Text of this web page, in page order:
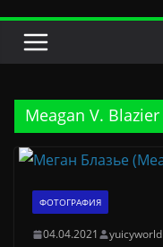
Meagan V. Blazier
ФОТОГРАФИЯ
04.04.2021 yuicyworld